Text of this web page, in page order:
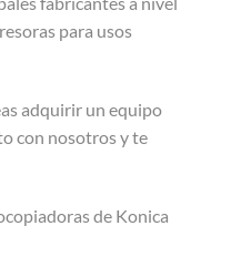
para usos
adquirir un equipo
con nosotros y te
de Konica